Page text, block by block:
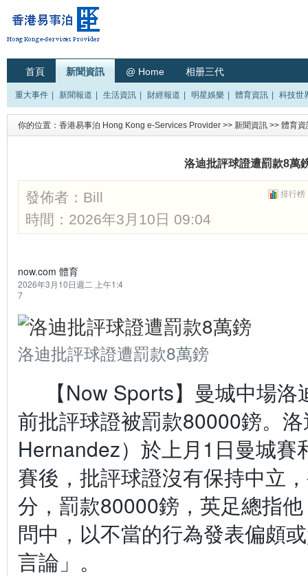
首頁 新聞資訊 @ Home 相册三代
重大事件 新聞報道 生活資訊 財經報道 明星娛樂 體育資訊 科技世
你的位置： 香港易事泊 Hong Kong e-Services Provider >> 新聞資訊 >> 體育資
洛迪批評球證遭罰款8萬
排行榜
發佈者： Bill
時間：2026年3月10日 09:04
now.com 體育
2026年3月10日週二 上午1:4
7
洛迪批評球證遭罰款8萬鎊
【Now Sports】曼城中場
前批評球證被罰款80000鎊。
Hernandez）於上月1日曼城賽
賽後，批評球證沒有保持中立
分，罰款80000鎊，英足總指
問中，以不當的行為發表偏頗
言論」。